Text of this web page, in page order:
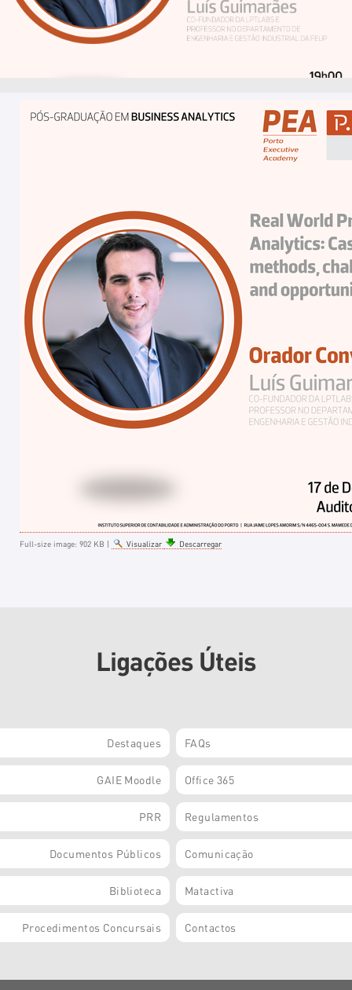
Full-size image: 902 KB | Visualizar Descarregar
Ligações Úteis
Destaques FAQs
GAIE Moodle Office 365
PRR Regulamentos
Documentos Públicos Comunicação
Biblioteca Matactiva
Procedimentos Concursais Contactos